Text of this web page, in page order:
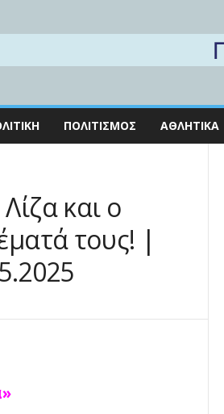
ΠΟΛΙΤΙΣΜΌΣ ΑΘΛΗΤΙΚΆ
και ο
τους! |